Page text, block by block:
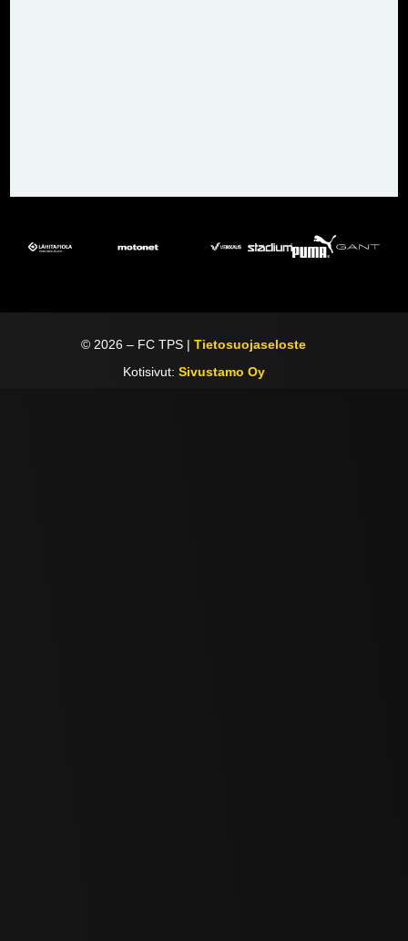
© 2026 – FC TPS |Tietosuojaseloste
Kotisivut: Sivustamo Oy